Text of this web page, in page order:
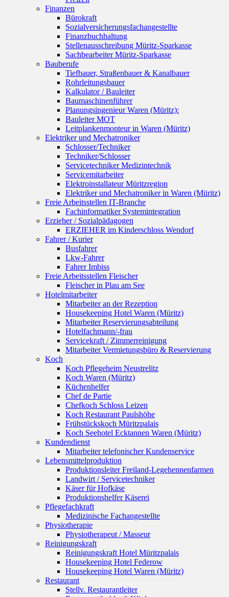
Finanzen
Bürokraft
Sozialversicherungsfachangestellte
Finanzbuchhaltung
Stellenausschreibung Müritz-Sparkasse
Sachbearbeiter Müritz-Sparkasse
Bauberufe
Tiefbauer, Straßenbauer & Kanalbauer
Rohrleitungsbauer
Kalkulator / Bauleiter
Baumaschinenführer
Planungsingenieur Waren (Müritz):
Bauleiter MOT
Leitplankenmonteur in Waren (Müritz)
Elektriker und Mechatroniker
Schlosser/Techniker
Techniker/Schlosser
Servicetechniker Medizintechnik
Servicemitarbeiter
Elektroinstallateur Müritzregion
Elektriker und Mechatroniker in Waren (Müritz)
Freie Arbeitsstellen IT-Branche
Fachinformatiker Systemintegration
Erzieher / Sozialpädagogen
ERZIEHER im Kinderschloss Wendorf
Fahrer / Kurier
Busfahrer
Lkw-Fahrer
Fahrer Imbiss
Freie Arbeitsstellen Fleischer
Fleischer in Plau am See
Hotelmitarbeiter
Mitarbeiter an der Rezeption
Housekeeping Hotel Waren (Müritz)
Mitarbeiter Reservierungsabteilung
Hotelfachmann/-frau
Servicekraft / Zimmerreinigung
Mitarbeiter Vermietungsbüro & Reservierung
Koch
Koch Pflegeheim Neustrelitz
Koch Waren (Müritz)
Küchenhelfer
Chef de Partie
Chefkoch Schloss Leizen
Koch Restaurant Paulshöhe
Frühstückskoch Müritzpalais
Koch Seehotel Ecktannen Waren (Müritz)
Kundendienst
Mitarbeiter telefonischer Kundenservice
Lebensmittelproduktion
Produktionsleiter Freiland-Legehennenfarmen
Landwirt / Servicetechniker
Käser für Hofkäse
Produktionshelfer Käserei
Pflegefachkraft
Medizinische Fachangestellte
Physiotherapie
Physiotherapeut / Masseur
Reinigungskraft
Reinigungskraft Hotel Müritzpalais
Housekeeping Hotel Federow
Housekeeping Hotel Waren (Müritz)
Restaurant
Stellv. Restaurantleiter